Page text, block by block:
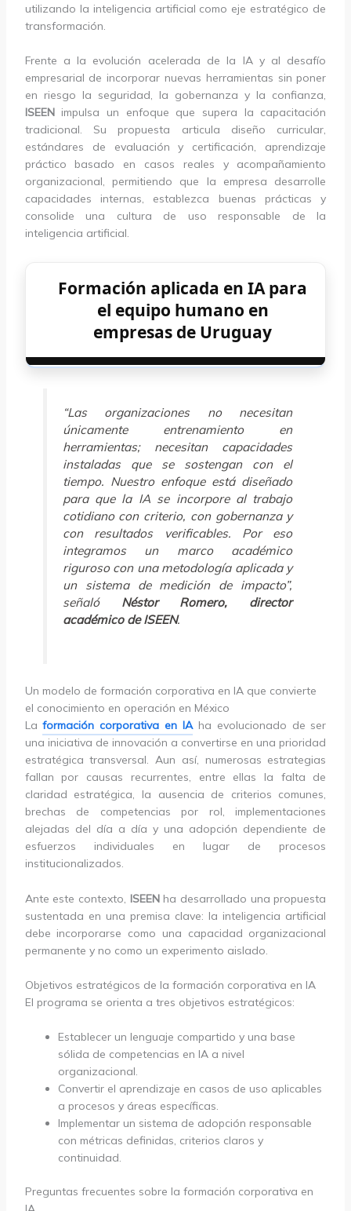
utilizando la inteligencia artificial como eje estratégico de
transformación.
Frente a la evolución acelerada de la IA y al desafío
empresarial de incorporar nuevas herramientas sin poner
en riesgo la seguridad, la gobernanza y la confianza,
ISEENimpulsa un enfoque que supera la capacitación
tradicional. Su propuesta articula diseño curricular,
estándares de evaluación y certificación, aprendizaje
práctico basado en casos reales y acompañamiento
organizacional, permitiendo que la empresa desarrolle
capacidades internas, establezca buenas prácticas y
consolide una cultura de uso responsable de la
inteligencia artificial.
Formación aplicada en IA para
el equipo humano en
empresas de Uruguay
“Las organizaciones no necesitan
únicamente entrenamiento en
herramientas; necesitan capacidades
instaladas que se sostengan con el
tiempo. Nuestro enfoque está diseñado
para que la IA se incorpore al trabajo
cotidiano con criterio, con gobernanza y
con resultados verificables. Por eso
integramos un marco académico
riguroso con una metodología aplicada y
un sistema de medición de impacto”,
señaló Néstor Romero, director
académico de ISEEN.
Un modelo de formación corporativa en IA que convierte
el conocimiento en operación en México
Laformación corporativa en IAha evolucionado de ser
una iniciativa de innovación a convertirse en una prioridad
estratégica transversal. Aun así, numerosas estrategias
fallan por causas recurrentes, entre ellas la falta de
claridad estratégica, la ausencia de criterios comunes,
brechas de competencias por rol, implementaciones
alejadas del día a día y una adopción dependiente de
esfuerzos individuales en lugar de procesos
institucionalizados.
Ante este contexto, ISEENha desarrollado una propuesta
sustentada en una premisa clave: la inteligencia artificial
debe incorporarse como una capacidad organizacional
permanente y no como un experimento aislado.
Objetivos estratégicos de la formación corporativa en IA
El programa se orienta a tres objetivos estratégicos:
Establecer un lenguaje compartido y una base
sólida de competencias en IA a nivel
organizacional.
Convertir el aprendizaje en casos de uso aplicables
a procesos y áreas específicas.
Implementar un sistema de adopción responsable
con métricas definidas, criterios claros y
continuidad.
Preguntas frecuentes sobre la formación corporativa en